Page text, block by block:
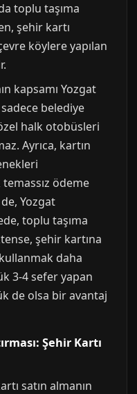
toplu taşıma
şehir kartı
köylere yapılan
kapsamı Yozgat
sadece belediye
halk otobüsleri
Ayrıca, kartın
ödeme
Yozgat
toplu taşıma
şehir kartına
daha
3-4 sefer yapan
de olsa bir avantaj
Şehir Kartı
satın almanın